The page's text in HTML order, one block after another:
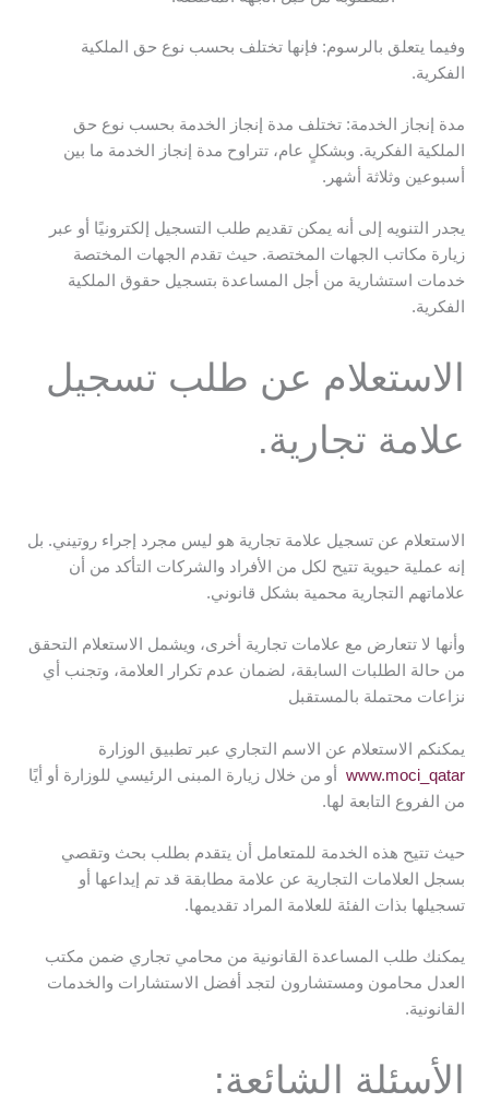
وفيما يتعلق بالرسوم: فإنها تختلف بحسب نوع حق الملكية
الفكرية.
مدة إنجاز الخدمة: تختلف مدة إنجاز الخدمة بحسب نوع حق
الملكية الفكرية. وبشكلٍ عام، تتراوح مدة إنجاز الخدمة ما بين
أسبوعين وثلاثة أشهر.
يجدر التنويه إلى أنه يمكن تقديم طلب التسجيل إلكترونيًا أو عبر
زيارة مكاتب الجهات المختصة. حيث تقدم الجهات المختصة
خدمات استشارية من أجل المساعدة بتسجيل حقوق الملكية
الفكرية.
الاستعلام عن طلب تسجيل
علامة تجارية.
الاستعلام عن تسجيل علامة تجارية هو ليس مجرد إجراء روتيني. بل
إنه عملية حيوية تتيح لكل من الأفراد والشركات التأكد من أن
علاماتهم التجارية محمية بشكل قانوني.
وأنها لا تتعارض مع علامات تجارية أخرى، ويشمل الاستعلام التحقق
من حالة الطلبات السابقة، لضمان عدم تكرار العلامة، وتجنب أي
نزاعات محتملة بالمستقبل
يمكنكم الاستعلام عن الاسم التجاري عبر تطبيق الوزارة
www.moci_qatar أو من خلال زيارة المبنى الرئيسي للوزارة أو أيًا
من الفروع التابعة لها.
حيث تتيح هذه الخدمة للمتعامل أن يتقدم بطلب بحث وتقصي
بسجل العلامات التجارية عن علامة مطابقة قد تم إيداعها أو
تسجيلها بذات الفئة للعلامة المراد تقديمها.
يمكنك طلب المساعدة القانونية من محامي تجاري ضمن مكتب
العدل محامون ومستشارون لتجد أفضل الاستشارات والخدمات
القانونية.
الأسئلة الشائعة: